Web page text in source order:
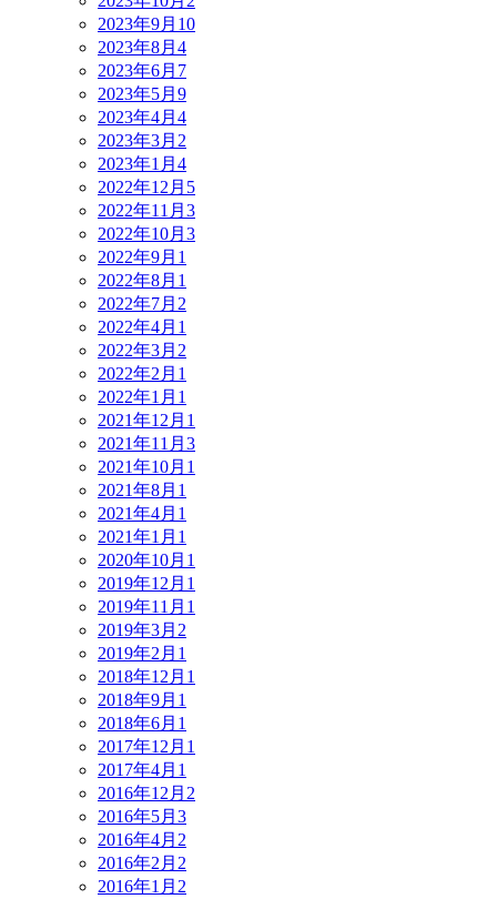
2023年9月 10
2023年8月 4
2023年6月 7
2023年5月 9
2023年4月 4
2023年3月 2
2023年1月 4
2022年12月 5
2022年11月 3
2022年10月 3
2022年9月 1
2022年8月 1
2022年7月 2
2022年4月 1
2022年3月 2
2022年2月 1
2022年1月 1
2021年12月 1
2021年11月 3
2021年10月 1
2021年8月 1
2021年4月 1
2021年1月 1
2020年10月 1
2019年12月 1
2019年11月 1
2019年3月 2
2019年2月 1
2018年12月 1
2018年9月 1
2018年6月 1
2017年12月 1
2017年4月 1
2016年12月 2
2016年5月 3
2016年4月 2
2016年2月 2
2016年1月 2